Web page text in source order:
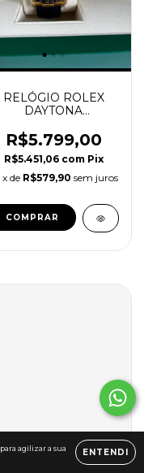
para agilizar a sua
ENTENDI
RELÓGIO ROLEX
DAYTONA
DOURADO SUPER
CLONE
R$5.799,00
R$5.451,06 com Pix
x de R$579,90 sem juros